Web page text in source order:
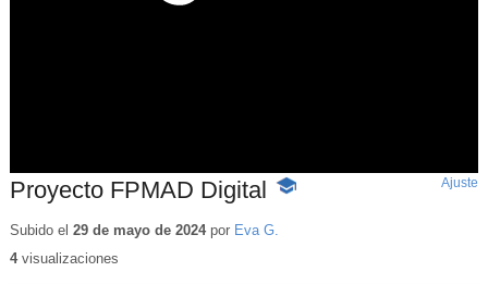
Proyecto FPMAD Digital
-
educativo
Ajuste
Subido el 29 de mayo de 2024por Eva G.
4visualizaciones